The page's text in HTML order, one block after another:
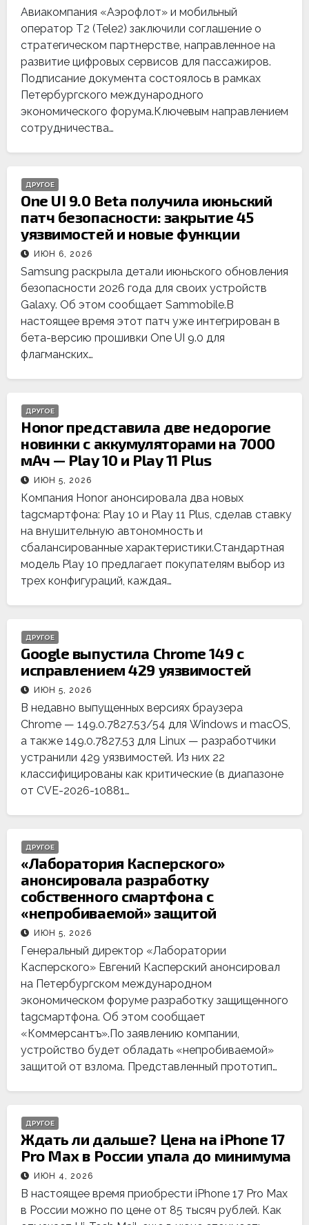
Авиакомпания «Аэрофлот» и мобильный
оператор Т2 (Tele2) заключили соглашение о
стратегическом партнерстве, направленное на
развитие цифровых сервисов для пассажиров.
Подписание документа состоялось в рамках
Петербургского международного
экономического форума.Ключевым направлением
сотрудничества…
ДРУГОЕ
One UI 9.0 Beta получила июньский
патч безопасности: закрытие 45
уязвимостей и новые функции
ИЮН 6, 2026
Samsung раскрыла детали июньского обновления
безопасности 2026 года для своих устройств
Galaxy. Об этом сообщает Sammobile.В
настоящее время этот патч уже интегрирован в
бета-версию прошивки One UI 9.0 для
флагманских…
ДРУГОЕ
Honor представила две недорогие
новинки с аккумуляторами на 7000
мАч — Play 10 и Play 11 Plus
ИЮН 5, 2026
Компания Honor анонсировала два новых
tagсмартфона: Play 10 и Play 11 Plus, сделав ставку
на внушительную автономность и
сбалансированные характеристики.Стандартная
модель Play 10 предлагает покупателям выбор из
трех конфигураций, каждая…
ДРУГОЕ
Google выпустила Chrome 149 с
исправлением 429 уязвимостей
ИЮН 5, 2026
В недавно выпущенных версиях браузера
Chrome — 149.0.7827.53/54 для Windows и macOS,
а также 149.0.7827.53 для Linux — разработчики
устранили 429 уязвимостей. Из них 22
классифицированы как критические (в диапазоне
от CVE-2026-10881…
ДРУГОЕ
«Лаборатория Касперского»
анонсировала разработку
собственного смартфона с
«непробиваемой» защитой
ИЮН 5, 2026
Генеральный директор «Лаборатории
Касперского» Евгений Касперский анонсировал
на Петербургском международном
экономическом форуме разработку защищенного
tagсмартфона. Об этом сообщает
«Коммерсантъ».По заявлению компании,
устройство будет обладать «непробиваемой»
защитой от взлома. Представленный прототип…
ДРУГОЕ
Ждать ли дальше? Цена на iPhone 17
Pro Max в России упала до минимума
ИЮН 4, 2026
В настоящее время приобрести iPhone 17 Pro Max
в России можно по цене от 85 тысяч рублей. Как